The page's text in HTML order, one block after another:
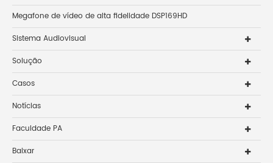
Megafone de vídeo de alta fidelidade DSP169HD
Sistema Audiovisual
Solução
Casos
Notícias
Faculdade PA
Baixar